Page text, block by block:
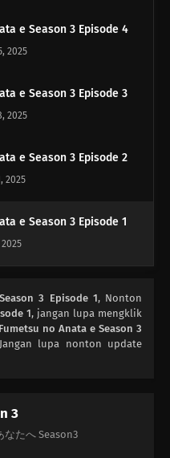
e Season 3 Episode 4
2025
e Season 3 Episode 3
2025
e Season 3 Episode 2
2025
e Season 3 Episode 1
3 Episode 1, Nonton
1, jangan lupa mengklik
Fumetsu no Anata e Season 3
lupa nonton update
3
なたへ Season3